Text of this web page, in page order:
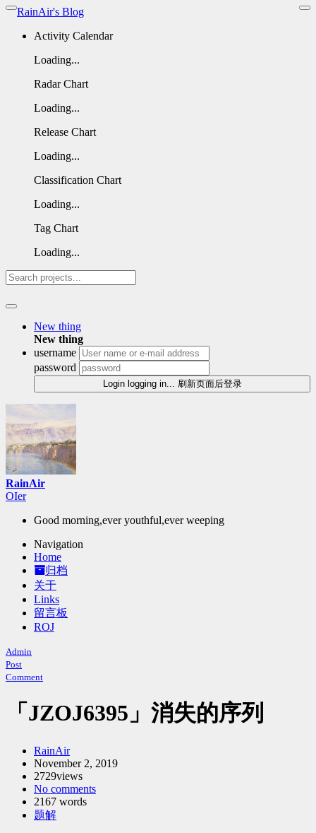
RainAir's Blog
Activity Calendar
Loading...
Radar Chart
Loading...
Release Chart
Loading...
Classification Chart
Loading...
Tag Chart
Loading...
New thing
New thing
username
password
Login logging in... 刷新页面后登录
RainAir
Oql]
Good morning,ever youthful,ever weeping
Navigation
Home
归档
关于
Links
留言板
ROJ
Admin
Post
Comment
「JZOJ6395」消失的序列
Author：
RainAir
发
布
时
间：
November 2, 2019
2729views
No comments
2167 words
Categories：
题解